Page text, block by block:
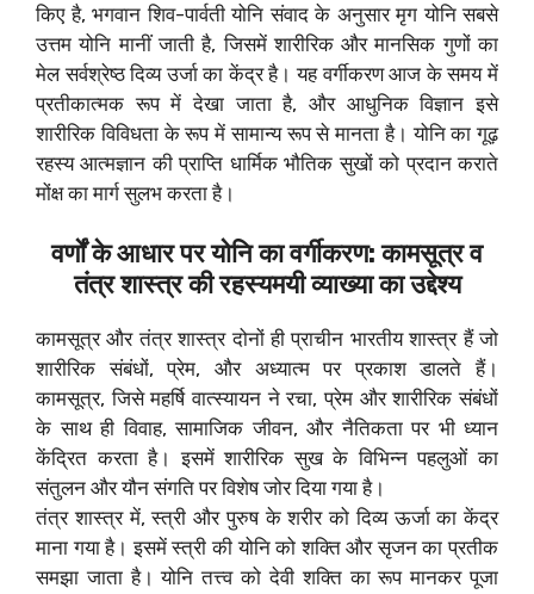
किए है, भगवान शिव-पार्वती योनि संवाद के अनुसार मृग योनि सबसे
उत्तम योनि मानीं जाती है, जिसमें शारीरिक और मानसिक गुणों का
मेल सर्वश्रेष्ठ दिव्य उर्जा का केंद्र है। यह वर्गीकरण आज के समय में
प्रतीकात्मक रूप में देखा जाता है, और आधुनिक विज्ञान इसे
शारीरिक विविधता के रूप में सामान्य रूप से मानता है। योनि का गूढ़
रहस्य आत्मज्ञान की प्राप्ति धार्मिक भौतिक सुखों को प्रदान कराते
मोंक्ष का मार्ग सुलभ करता है।
वर्णों के आधार पर योनि का वर्गीकरण: कामसूत्र व
तंत्र शास्त्र की रहस्यमयी व्याख्या का उद्देश्य
कामसूत्र और तंत्र शास्त्र दोनों ही प्राचीन भारतीय शास्त्र हैं जो
शारीरिक संबंधों, प्रेम, और अध्यात्म पर प्रकाश डालते हैं।
कामसूत्र, जिसे महर्षि वात्स्यायन ने रचा, प्रेम और शारीरिक संबंधों
के साथ ही विवाह, सामाजिक जीवन, और नैतिकता पर भी ध्यान
केंद्रित करता है। इसमें शारीरिक सुख के विभिन्न पहलुओं का
संतुलन और यौन संगति पर विशेष जोर दिया गया है।
तंत्र शास्त्र में, स्त्री और पुरुष के शरीर को दिव्य ऊर्जा का केंद्र
माना गया है। इसमें स्त्री की योनि को शक्ति और सृजन का प्रतीक
समझा जाता है। योनि तत्त्व को देवी शक्ति का रूप मानकर पूजा